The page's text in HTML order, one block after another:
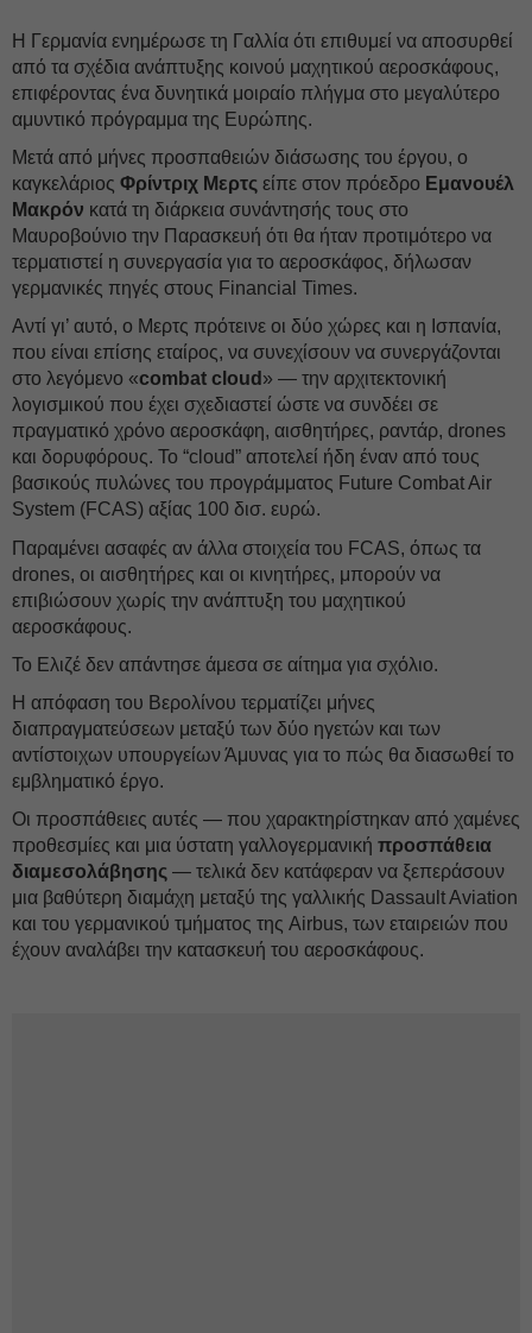
Η Γερμανία ενημέρωσε τη Γαλλία ότι επιθυμεί να αποσυρθεί
από τα σχέδια ανάπτυξης κοινού μαχητικού αεροσκάφους,
επιφέροντας ένα δυνητικά μοιραίο πλήγμα στο μεγαλύτερο
αμυντικό πρόγραμμα της Ευρώπης.
Μετά από μήνες προσπαθειών διάσωσης του έργου, ο
καγκελάριος Φρίντριχ Μερτς είπε στον πρόεδρο Εμανουέλ
Μακρόν κατά τη διάρκεια συνάντησής τους στο
Μαυροβούνιο την Παρασκευή ότι θα ήταν προτιμότερο να
τερματιστεί η συνεργασία για το αεροσκάφος, δήλωσαν
γερμανικές πηγές στους Financial Times.
Αντί γι’ αυτό, ο Μερτς πρότεινε οι δύο χώρες και η Ισπανία,
που είναι επίσης εταίρος, να συνεχίσουν να συνεργάζονται
στο λεγόμενο «combat cloud » — την αρχιτεκτονική
λογισμικού που έχει σχεδιαστεί ώστε να συνδέει σε
πραγματικό χρόνο αεροσκάφη, αισθητήρες, ραντάρ, drones
και δορυφόρους. Το “cloud” αποτελεί ήδη έναν από τους
βασικούς πυλώνες του προγράμματος Future Combat Air
System (FCAS) αξίας 100 δισ. ευρώ.
Παραμένει ασαφές αν άλλα στοιχεία του FCAS, όπως τα
drones, οι αισθητήρες και οι κινητήρες, μπορούν να
επιβιώσουν χωρίς την ανάπτυξη του μαχητικού
αεροσκάφους.
Το Ελιζέ δεν απάντησε άμεσα σε αίτημα για σχόλιο.
Η απόφαση του Βερολίνου τερματίζει μήνες
διαπραγματεύσεων μεταξύ των δύο ηγετών και των
αντίστοιχων υπουργείων Άμυνας για το πώς θα διασωθεί το
εμβληματικό έργο.
Οι προσπάθειες αυτές — που χαρακτηρίστηκαν από χαμένες
προθεσμίες και μια ύστατη γαλλογερμανική προσπάθεια
διαμεσολάβησης — τελικά δεν κατάφεραν να ξεπεράσουν
μια βαθύτερη διαμάχη μεταξύ της γαλλικής Dassault Aviation
και του γερμανικού τμήματος της Airbus, των εταιρειών που
έχουν αναλάβει την κατασκευή του αεροσκάφους.